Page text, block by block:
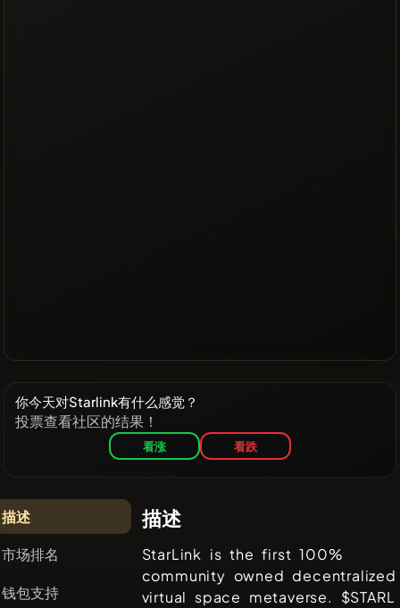
你今天对Starlink有什么感觉？
投票查看社区的结果！
看涨 看跌
描述
市场排名
钱包支持
描述
StarLink is the first 100%
community owned decentralized
virtual space metaverse. $STARL